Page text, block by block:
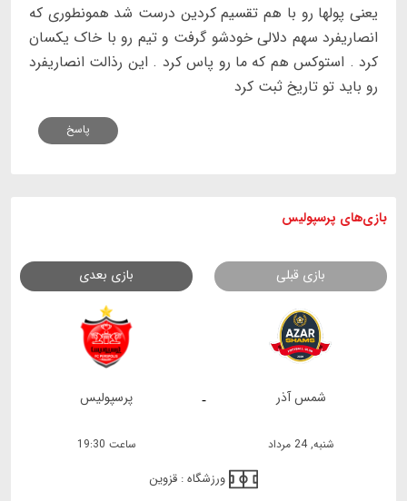
یعنی پولها رو با هم تقسیم کردین درست شد همونطوری که
انصاریفرد سهم دلالی خودشو گرفت و تیم رو با خاک یکسان
کرد . استوکس هم که ما رو پاس کرد . این رذالت انصاریفرد
رو باید تو تاریخ ثبت کرد
پاسخ
بازی های پرسپولیس
بازی قبلی بازی بعدی
- شمس آذر پرسپولیس
شنبه, 24 مرداد ساعت 19:30
ورزشگاه : قزوین